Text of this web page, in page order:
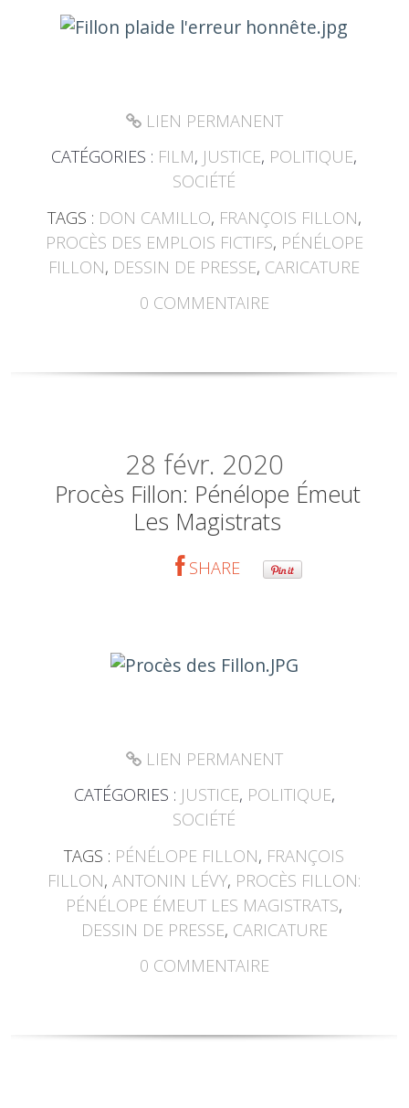
LIEN PERMANENT
CATÉGORIES : FILM, JUSTICE, POLITIQUE,
SOCIÉTÉ
TAGS : DON CAMILLO, FRANÇOIS FILLON,
PROCÈS DES EMPLOIS FICTIFS, PÉNÉLOPE
FILLON, DESSIN DE PRESSE, CARICATURE
0 COMMENTAIRE
28 févr. 2020
Procès Fillon: Pénélope Émeut
Les Magistrats
SHARE
LIEN PERMANENT
CATÉGORIES : JUSTICE, POLITIQUE,
SOCIÉTÉ
TAGS : PÉNÉLOPE FILLON, FRANÇOIS
FILLON,ANTONIN LÉVY, PROCÈS FILLON:
PÉNÉLOPE ÉMEUT LES MAGISTRATS,
DESSIN DE PRESSE, CARICATURE
0 COMMENTAIRE